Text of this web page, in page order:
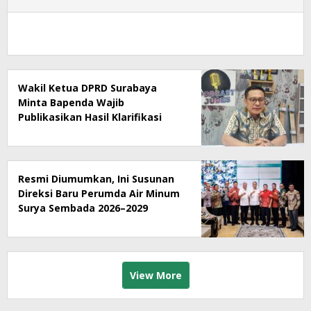
Wakil Ketua DPRD Surabaya
Minta Bapenda Wajib
Publikasikan Hasil Klarifikasi
Pajak
Resmi Diumumkan, Ini Susunan
Direksi Baru Perumda Air Minum
Surya Sembada 2026–2029
View More